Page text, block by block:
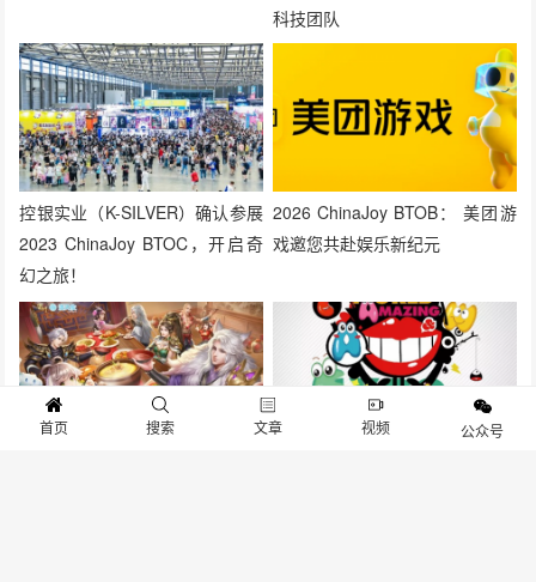
科技团队
控银实业（K-SILVER）确认参展
2023 ChinaJoy BTOC，开启奇
幻之旅！
2026 ChinaJoy BTOB： 美团游
戏邀您共赴娱乐新纪元
首页 搜索 文章 视频 公众号